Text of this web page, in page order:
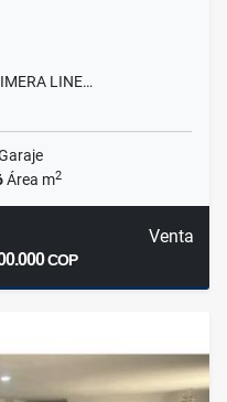
LINE…
Área m2
Venta
COP